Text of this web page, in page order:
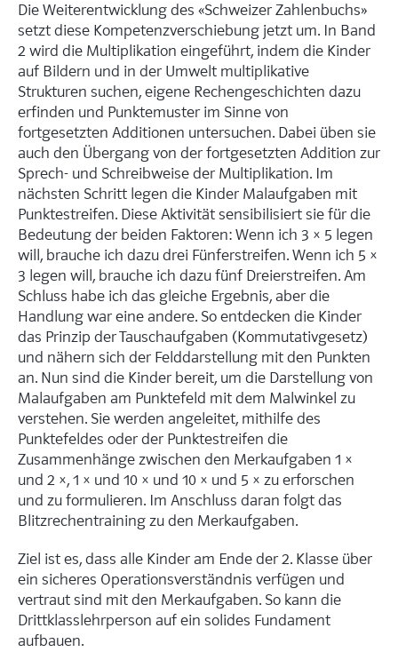
Die Weiterentwicklung des «Schweizer Zahlenbuchs»
setzt diese Kompetenzverschiebung jetzt um. In Band
2 wird die Multiplikation eingeführt, indem die Kinder
auf Bildern und in der Umwelt multiplikative
Strukturen suchen, eigene Rechengeschichten dazu
erfinden und Punktemuster im Sinne von
fortgesetzten Additionen untersuchen. Dabei üben sie
auch den Übergang von der fortgesetzten Addition zur
Sprech- und Schreibweise der Multiplikation. Im
nächsten Schritt legen die Kinder Malaufgaben mit
Punktestreifen. Diese Aktivität sensibilisiert sie für die
Bedeutung der beiden Faktoren: Wenn ich 3 × 5 legen
will, brauche ich dazu drei Fünferstreifen. Wenn ich 5 ×
3 legen will, brauche ich dazu fünf Dreierstreifen. Am
Schluss habe ich das gleiche Ergebnis, aber die
Handlung war eine andere. So entdecken die Kinder
das Prinzip der Tauschaufgaben (Kommutativgesetz)
und nähern sich der Felddarstellung mit den Punkten
an. Nun sind die Kinder bereit, um die Darstellung von
Malaufgaben am Punktefeld mit dem Malwinkel zu
verstehen. Sie werden angeleitet, mithilfe des
Punktefeldes oder der Punktestreifen die
Zusammenhänge zwischen den Merkaufgaben 1 ×
und 2 ×, 1 × und 10 × und 10 × und 5 × zu erforschen
und zu formulieren. Im Anschluss daran folgt das
Blitzrechentraining zu den Merkaufgaben.
Ziel ist es, dass alle Kinder am Ende der 2. Klasse über
ein sicheres Operationsverständnis verfügen und
vertraut sind mit den Merkaufgaben. So kann die
Drittklasslehrperson auf ein solides Fundament
aufbauen.